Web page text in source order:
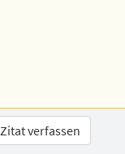
verfassen